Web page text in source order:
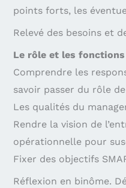
points forts, les
Relevé des besoins et
Le rôle et les fonctions
Comprendre les
savoir passer du rôle
Les qualités du
Rendre la vision de
opérationnelle pour
Fixer des objectifs
Réflexion en binôme.